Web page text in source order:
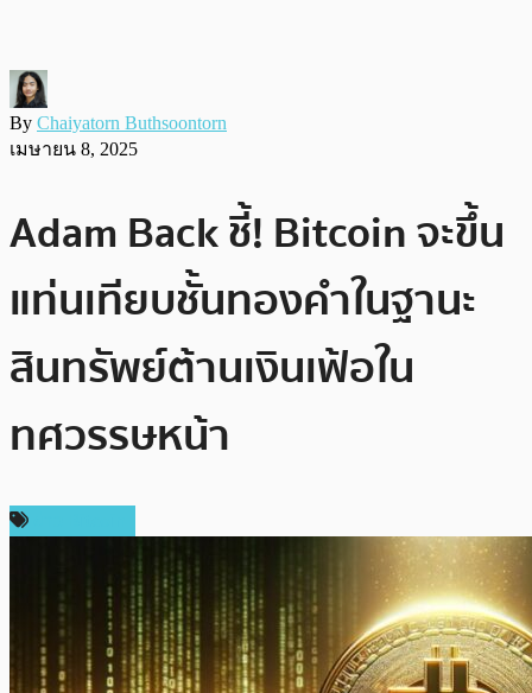
By Chaiyatorn Buthsoontorn
เมษายน 8, 2025
Adam Back ชี้! Bitcoin จะขึ้น
แท่นเทียบชั้นทองคำในฐานะ
สินทรัพย์ต้านเงินเฟ้อใน
ทศวรรษหน้า